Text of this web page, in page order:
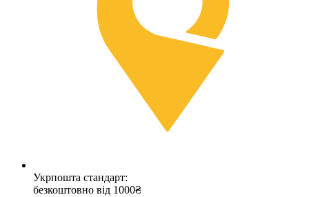
Укрпошта стандарт:
безкоштовно від 1000₴